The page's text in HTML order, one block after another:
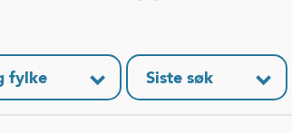
fylke Siste søk